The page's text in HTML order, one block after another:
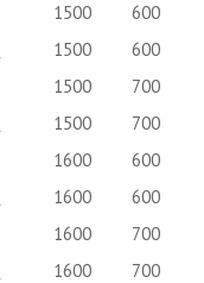
1500
600
1500
600
1500
700
1500
700
1600
600
1600
600
1600
700
1600
700